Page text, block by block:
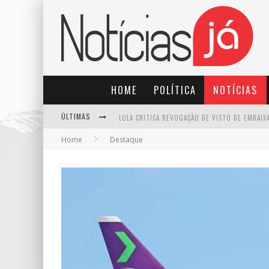
HOME POLÍTICA NOTÍCIAS
ÚLTIMAS
TRE-SP FORMA MAIORIA PARA MANTER PABLO
Home Destaque